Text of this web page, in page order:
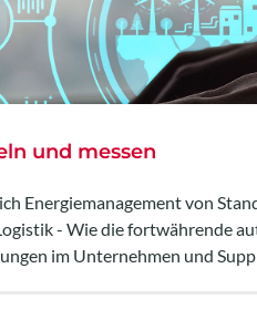
und messen
Energiemanagement von
- Wie die fortwährende
im Unternehmen und